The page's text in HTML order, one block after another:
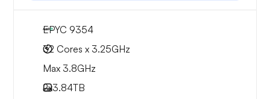
EPYC 9354
32 Cores x 3.25GHz
Max 3.8GHz
2x3.84TB